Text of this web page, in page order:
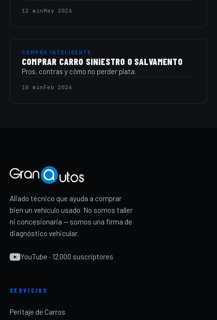
12 min May 2026
COMPRA INTELIGENTE
COMPRAR CARRO SINIESTRO O SALVAMENTO
Pros, contras y cómo no perder plata.
10 min Feb 2026
Aliado técnico que ayuda a comprar
bien un vehículo usado. No somos taller
ni concesionaria — somos una firma de
diagnóstico vehicular.
YouTube · 12.000 suscriptores
SERVICIOS
Peritaje de Carros